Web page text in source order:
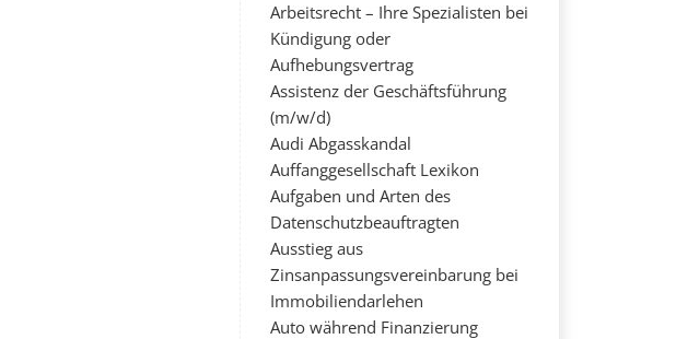
Arbeitsrecht – Ihre Spezialisten bei
Kündigung oder
Aufhebungsvertrag
Assistenz der Geschäftsführung
(m/w/d)
Audi Abgasskandal
Auffanggesellschaft Lexikon
Aufgaben und Arten des
Datenschutzbeauftragten
Ausstieg aus
Zinsanpassungsvereinbarung bei
Immobiliendarlehen
Auto während Finanzierung